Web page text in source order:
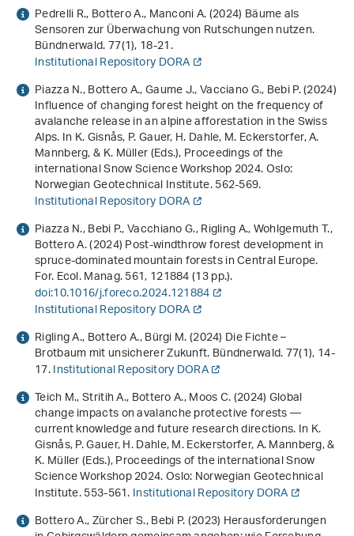
Pedrelli R., Bottero A., Manconi A. (2024) Bäume als
Sensoren zur Überwachung von Rutschungen nutzen.
Bündnerwald.77(1), 18-21.
Institutional Repository DORA
Piazza N., Bottero A., Gaume J., Vacciano G., Bebi P. (2024)
Influence of changing forest height on the frequency of
avalanche release in an alpine afforestation in the Swiss
Alps. In K. Gisnås, P. Gauer, H. Dahle, M. Eckerstorfer, A.
Mannberg, & K. Müller (Eds.),Proceedings of the
international Snow Science Workshop 2024. Oslo:
Norwegian Geotechnical Institute. 562-569.
Institutional Repository DORA
Piazza N., Bebi P., Vacchiano G., Rigling A., Wohlgemuth T.,
Bottero A. (2024) Post-windthrow forest development in
spruce-dominated mountain forests in Central Europe.
For. Ecol. Manag.561, 121884 (13 pp.).
doi:10.1016/j.foreco.2024.121884
Institutional Repository DORA
Rigling A., Bottero A., Bürgi M. (2024) Die Fichte –
Brotbaum mit unsicherer Zukunft. Bündnerwald.77(1), 14-
17.Institutional Repository DORA
Teich M., Stritih A., Bottero A., Moos C. (2024)Global
change impacts on avalanche protective forests —
current knowledge and future research directions. In K.
Gisnås, P. Gauer, H. Dahle, M. Eckerstorfer, A. Mannberg, &
K. Müller (Eds.),Proceedings of the international Snow
Science Workshop 2024. Oslo: Norwegian Geotechnical
Institute. 553-561.Institutional Repository DORA
Bottero A., Zürcher S., Bebi P. (2023)Herausforderungen